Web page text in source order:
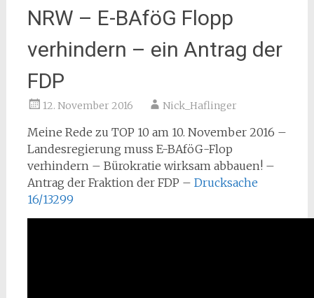
NRW – E-BAföG Flopp
verhindern – ein Antrag der
FDP
12. November 2016 Nick_Haflinger
Meine Rede zu TOP 10 am 10. November 2016 –
Landesregierung muss E-BAföG-Flop
verhindern – Bürokratie wirksam abbauen! –
Antrag der Fraktion der FDP – Drucksache
16/13299